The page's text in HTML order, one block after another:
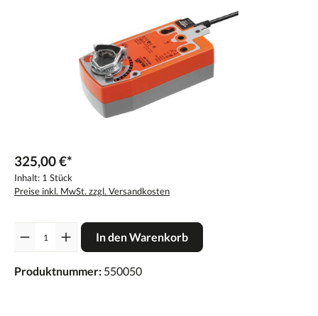
325,00 €*
Inhalt: 1 Stück
Preise inkl. MwSt. zzgl. Versandkosten
In den Warenkorb
Produktnummer: 550050